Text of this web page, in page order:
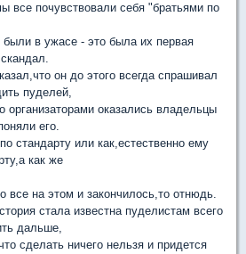
все почувствовали себя "братьями по
были в ужасе - это была их первая
он до этого всегда спрашивал
пуделей,
организаторами оказались владельцы
его.
стандарту или как,естественно ему
как же
все на этом и закончилось,то отнюдь.
стала известна пуделистам всего
дальше,
сделать ничего нельзя и придется